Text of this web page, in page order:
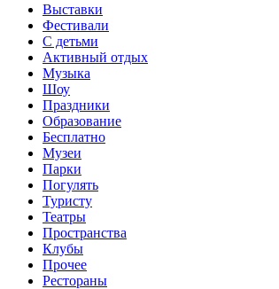
Выставки
Фестивали
С детьми
Активный отдых
Музыка
Шоу
Праздники
Образование
Бесплатно
Музеи
Парки
Погулять
Туристу
Театры
Пространства
Клубы
Прочее
Рестораны